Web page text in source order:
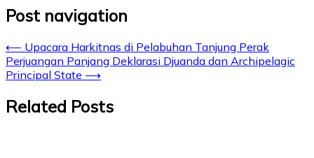
Post navigation
⟵ Upacara Harkitnas di Pelabuhan Tanjung Perak
Perjuangan Panjang Deklarasi Djuanda dan Archipelagic
Principal State ⟶
Related Posts